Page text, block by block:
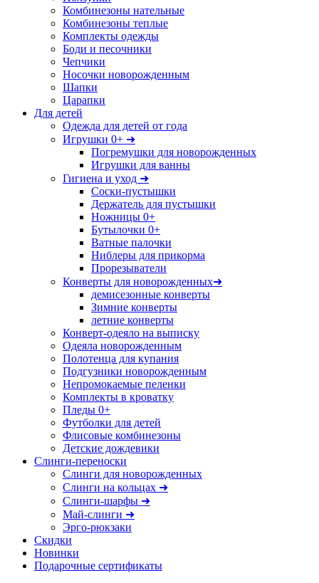
Комбинезоны нательные
Комбинезоны теплые
Комплекты одежды
Боди и песочники
Чепчики
Носочки новорожденным
Шапки
Царапки
Для детей
Одежда для детей от года
Игрушки 0+ ➜
Погремушки для новорожденных
Игрушки для ванны
Гигиена и уход ➜
Соски-пустышки
Держатель для пустышки
Ножницы 0+
Бутылочки 0+
Ватные палочки
Ниблеры для прикорма
Прорезыватели
Конверты для новорожденных➜
демисезонные конверты
Зимние конверты
летние конверты
Конверт-одеяло на выписку
Одеяла новорожденным
Полотенца для купания
Подгузники новорожденным
Непромокаемые пеленки
Комплекты в кроватку
Пледы 0+
Футболки для детей
Флисовые комбинезоны
Детские дождевики
Слинги-переноски
Слинги для новорожденных
Слинги на кольцах ➜
Слинги-шарфы ➜
Май-слинги ➜
Эрго-рюкзаки
Скидки
Новинки
Подарочные сертификаты